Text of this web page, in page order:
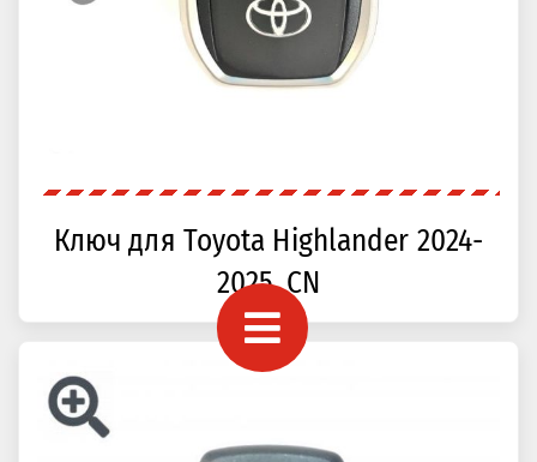
Ключ для Toyota Highlander 2024-
2025, CN